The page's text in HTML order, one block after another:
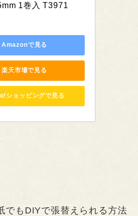
1巻入 T3971
Amazonで見る
楽天市場で見る
ショッピングで見る
でもDIYで張替えられる方法